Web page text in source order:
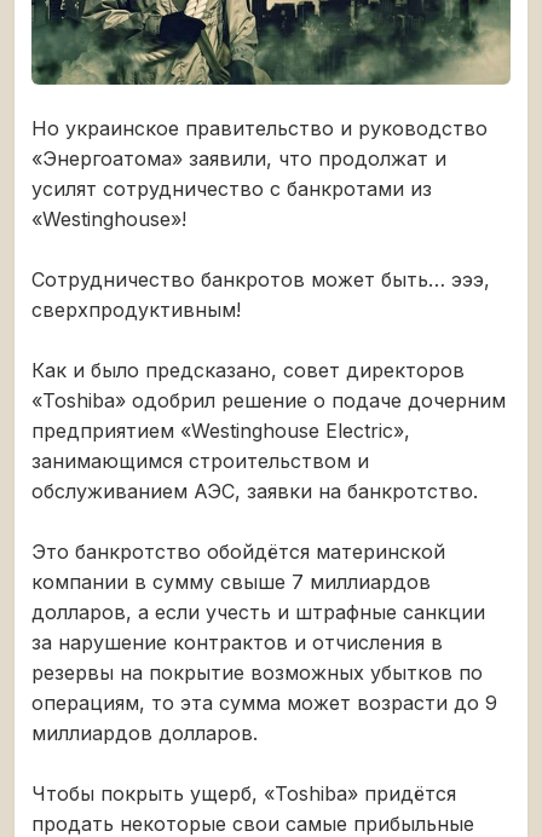
Но украинское правительство и руководство
«Энергоатома» заявили, что продолжат и
усилят сотрудничество с банкротами из
«Westinghouse»!
Сотрудничество банкротов может быть… эээ,
сверхпродуктивным!
Как и было предсказано, совет директоров
«Toshiba» одобрил решение о подаче дочерним
предприятием «Westinghouse Electric»,
занимающимся строительством и
обслуживанием АЭС, заявки на банкротство.
Это банкротство обойдётся материнской
компании в сумму свыше 7 миллиардов
долларов, а если учесть и штрафные санкции
за нарушение контрактов и отчисления в
резервы на покрытие возможных убытков по
операциям, то эта сумма может возрасти до 9
миллиардов долларов.
Чтобы покрыть ущерб, «Toshiba» придётся
продать некоторые свои самые прибыльные